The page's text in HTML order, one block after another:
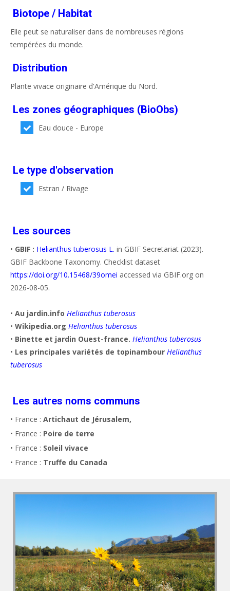
Biotope / Habitat
Elle peut se naturaliser dans de nombreuses régions
tempérées du monde.
Distribution
Plante vivace originaire d'Amérique du Nord.
Les zones géographiques (BioObs)
Eau douce - Europe
Le type d'observation
Estran / Rivage
Les sources
• GBIF : Helianthus tuberosus L. in GBIF Secretariat (2023).
GBIF Backbone Taxonomy. Checklist dataset
https://doi.org/10.15468/39omei accessed via GBIF.org on
2026-08-05.
• Au jardin.info Helianthus tuberosus
• Wikipedia.org Helianthus tuberosus
• Binette et jardin Ouest-france. Helianthus tuberosus
• Les principales variétés de topinambour Helianthus
tuberosus
Les autres noms communs
• France : Artichaut de Jérusalem,
• France : Poire de terre
• France : Soleil vivace
• France : Truffe du Canada